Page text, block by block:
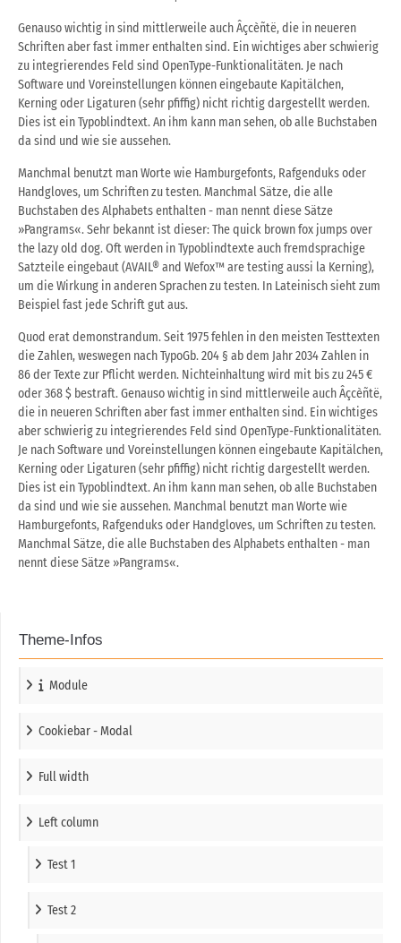
Genauso wichtig in sind mittlerweile auch Âçcèñtë, die in neueren
Schriften aber fast immer enthalten sind. Ein wichtiges aber schwierig
zu integrierendes Feld sind OpenType-Funktionalitäten. Je nach
Software und Voreinstellungen können eingebaute Kapitälchen,
Kerning oder Ligaturen (sehr pfiffig) nicht richtig dargestellt werden.
Dies ist ein Typoblindtext. An ihm kann man sehen, ob alle Buchstaben
da sind und wie sie aussehen.
Manchmal benutzt man Worte wie Hamburgefonts, Rafgenduks oder
Handgloves, um Schriften zu testen. Manchmal Sätze, die alle
Buchstaben des Alphabets enthalten - man nennt diese Sätze
»Pangrams«. Sehr bekannt ist dieser: The quick brown fox jumps over
the lazy old dog. Oft werden in Typoblindtexte auch fremdsprachige
Satzteile eingebaut (AVAIL® and Wefox™ are testing aussi la Kerning),
um die Wirkung in anderen Sprachen zu testen. In Lateinisch sieht zum
Beispiel fast jede Schrift gut aus.
Quod erat demonstrandum. Seit 1975 fehlen in den meisten Testtexten
die Zahlen, weswegen nach TypoGb. 204 § ab dem Jahr 2034 Zahlen in
86 der Texte zur Pflicht werden. Nichteinhaltung wird mit bis zu 245 €
oder 368 $ bestraft. Genauso wichtig in sind mittlerweile auch Âçcèñtë,
die in neueren Schriften aber fast immer enthalten sind. Ein wichtiges
aber schwierig zu integrierendes Feld sind OpenType-Funktionalitäten.
Je nach Software und Voreinstellungen können eingebaute Kapitälchen,
Kerning oder Ligaturen (sehr pfiffig) nicht richtig dargestellt werden.
Dies ist ein Typoblindtext. An ihm kann man sehen, ob alle Buchstaben
da sind und wie sie aussehen. Manchmal benutzt man Worte wie
Hamburgefonts, Rafgenduks oder Handgloves, um Schriften zu testen.
Manchmal Sätze, die alle Buchstaben des Alphabets enthalten - man
nennt diese Sätze »Pangrams«.
Theme-Infos
Module
Cookiebar - Modal
Full width
Left column
Test 1
Test 2